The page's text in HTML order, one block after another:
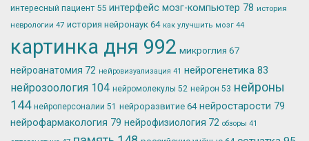
интересный пациент 55 интерфейс мозг-компьютер 78 история
неврологии 47 история нейронаук 64 как улучшить мозг 44
картинка дня 992 микроглия 67
нейроанатомия 72 нейровизуализация 41 нейрогенетика 83
нейрозоология 104 нейромолекулы 52 нейрон 53 нейроны
144 нейроперсоналии 51 нейроразвитие 64 нейростарости 79
нейрофармакология 79 нейрофизиология 72 обзоры 41